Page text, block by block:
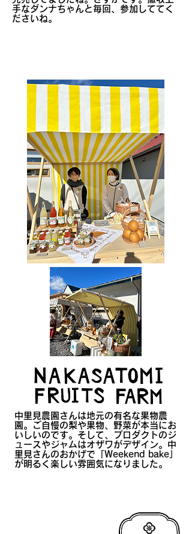
手なダンナちゃんと毎回、参加しててく
ださいね。
中里見農園さんは地元の有名な果物農
園。ご自慢の梨や果物、野菜が本当にお
いしいのです。そして、プロダクトのジ
ュースやジャムはオザワがデザイン。中
里見さんのおかげで「Weekend bake」
が明るく楽しい雰囲気になりました。